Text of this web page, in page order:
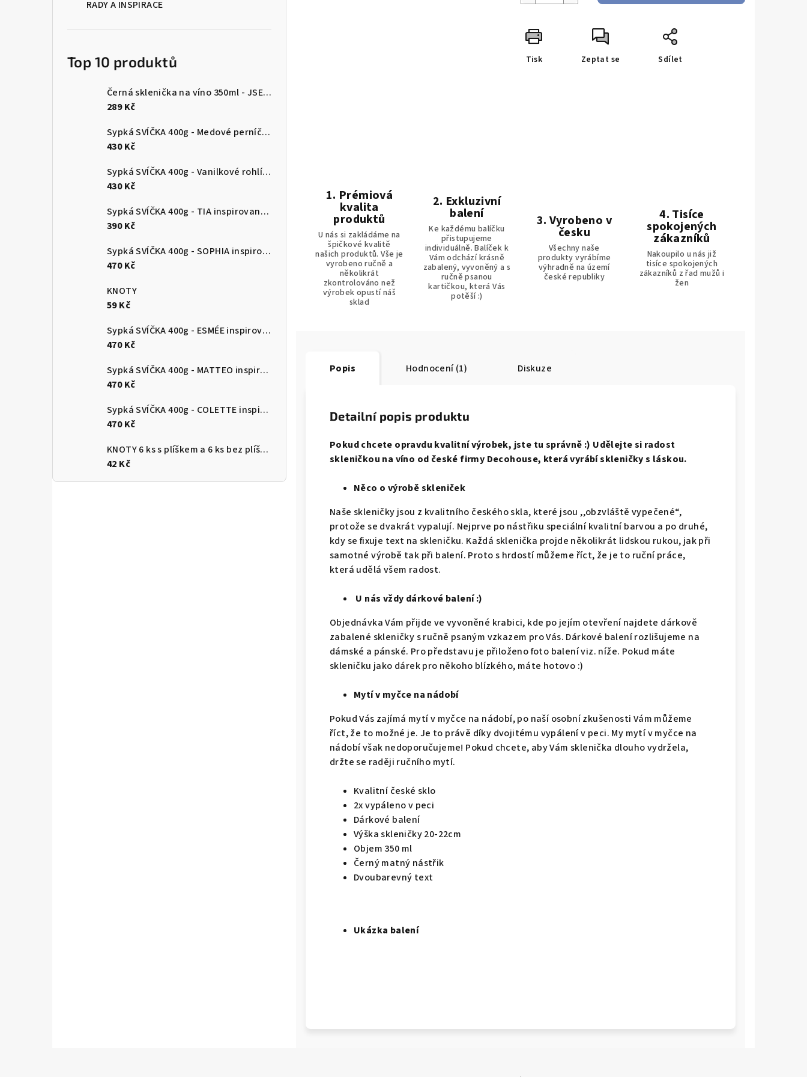
RADY A INSPIRACE
Top 10 produktů
Černá sklenička na víno 350ml - JSEM BOHYNĚ
289 Kč
Sypká SVÍČKA 400g - Medové perníčky. Obsahuje sadu knotů uvnitř balení
430 Kč
Sypká SVÍČKA 400g - Vanilkové rohlíčky. Obsahuje sadu knotů uvnitř balení
430 Kč
Sypká SVÍČKA 400g - TIA inspirovaná parfémem. Obsahuje sadu knotů uvnitř balení
390 Kč
Sypká SVÍČKA 400g - SOPHIA inspirovaná parfémem. Obsahuje sadu knotů uvnitř balení
470 Kč
KNOTY
59 Kč
Sypká SVÍČKA 400g - ESMÉE inspirovaná parfémem. Obsahuje sadu knotů uvnitř balení
470 Kč
Sypká SVÍČKA 400g - MATTEO inspirovaná parfémem. Obsahuje sadu knotů uvnitř balení
470 Kč
Sypká SVÍČKA 400g - COLETTE inspirovaná parfémem. Obsahuje sadu knotů uvnitř balení
470 Kč
KNOTY 6 ks s plíškem a 6 ks bez plíšku - velikost 6 cm
42 Kč
Tisk Zeptat se Sdílet
1. Prémiová
kvalita
produktů
U nás si zakládáme na
špičkové kvalitě
našich produktů. Vše je
vyrobeno ručně a
několikrát
zkontrolováno než
výrobek opustí náš
sklad
2. Exkluzivní
balení
Ke každému balíčku
přistupujeme
individuálně. Balíček k
Vám odchází krásně
zabalený, vyvoněný a s
ručně psanou
kartičkou, která Vás
potěší :)
3. Vyrobeno v
česku
Všechny naše
produkty vyrábíme
výhradně na území
české republiky
4. Tisíce
spokojených
zákazníků
Nakoupilo u nás již
tisíce spokojených
zákazníků z řad mužů i
žen
Popis Hodnocení (1) Diskuze
Detailní popis produktu
Pokud chcete opravdu kvalitní výrobek, jste tu správně :) Udělejte si radost
skleničkou na víno od české firmy Decohouse, která vyrábí skleničky s láskou.
Něco o výrobě skleniček
Naše skleničky jsou z kvalitního českého skla, které jsou ,,obzvláště vypečené“,
protože se dvakrát vypalují. Nejprve po nástřiku speciální kvalitní barvou a po druhé,
kdy se fixuje text na skleničku. Každá sklenička projde několikrát lidskou rukou, jak při
samotné výrobě tak při balení. Proto s hrdostí můžeme říct, že je to ruční práce,
která udělá všem radost.
U nás vždy dárkové balení :)
Objednávka Vám přijde ve vyvoněné krabici, kde po jejím otevření najdete dárkově
zabalené skleničky s ručně psaným vzkazem pro Vás. Dárkové balení rozlišujeme na
dámské a pánské. Pro představu je přiloženo foto balení viz. níže. Pokud máte
skleničku jako dárek pro někoho blízkého, máte hotovo :)
Mytí v myčce na nádobí
Pokud Vás zajímá mytí v myčce na nádobí, po naší osobní zkušenosti Vám můžeme
říct, že to možné je. Je to právě díky dvojitému vypálení v peci. My mytí v myčce na
nádobí však nedoporučujeme! Pokud chcete, aby Vám sklenička dlouho vydržela,
držte se raději ručního mytí.
Kvalitní české sklo
2x vypáleno v peci
Dárkové balení
Výška skleničky 20-22cm
Objem 350 ml
Černý matný nástřik
Dvoubarevný text
Ukázka balení